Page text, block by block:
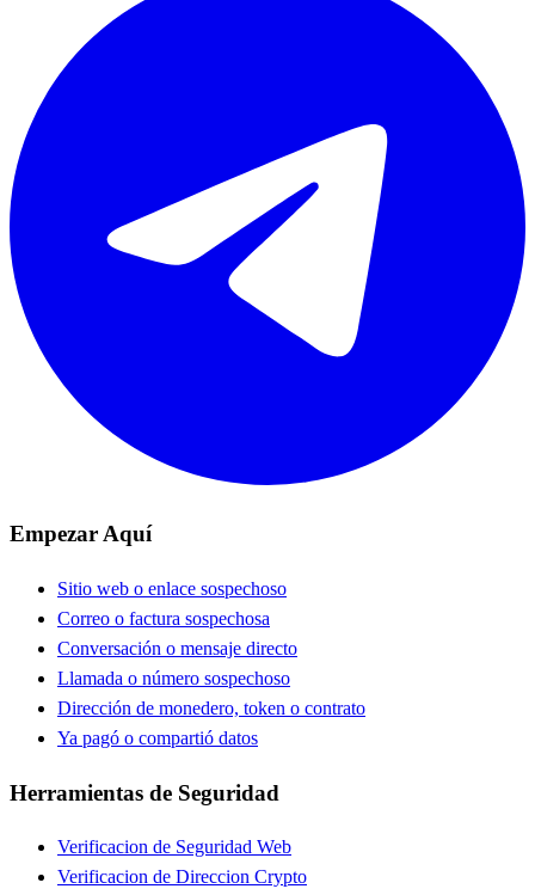
Empezar Aquí
Sitio web o enlace sospechoso
Correo o factura sospechosa
Conversación o mensaje directo
Llamada o número sospechoso
Dirección de monedero, token o contrato
Ya pagó o compartió datos
Herramientas de Seguridad
Verificacion de Seguridad Web
Verificacion de Direccion Crypto